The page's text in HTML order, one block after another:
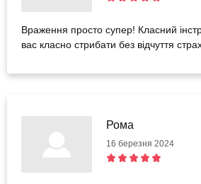
Враження просто супер! Класний
вас класно стрибати без відчуття
Рома
16 березня 2024